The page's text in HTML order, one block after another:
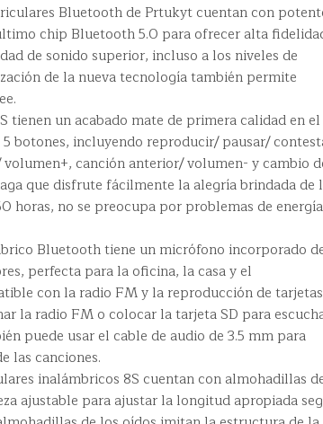
Bluetooth de Prtukyt cuentan con
chip Bluetooth 5.0 para ofrecer alta
de sonido superior, incluso a los niveles de
de la nueva tecnología también permite
tienen un acabado mate de primera calidad en el
botones, incluyendo reproducir/ pausar/
canción anterior/ volumen- y cambio
que disfrute fácilmente la alegría brindada de
horas, no se preocupa por problemas de
Bluetooth tiene un micrófono incorporado
perfecta para la oficina, la casa y el
con la radio FM y la reproducción de tarjetas
la radio FM o colocar la tarjeta SD para
puede usar el cable de audio de 3.5 mm para
las canciones.
inalámbricos 8S cuentan con almohadillas
ajustable para ajustar la longitud apropiada